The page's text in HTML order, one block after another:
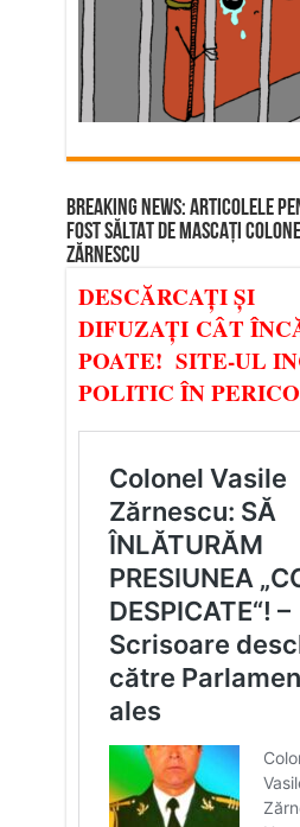
BREAKING NEWS: ARTICOLELE
FOST SĂLTAT DE MASCAȚI
ZĂRNESCU
DESCĂRCAȚI ȘI
DIFUZAȚI CÂT
POATE! SITE-UL
POLITIC ÎN